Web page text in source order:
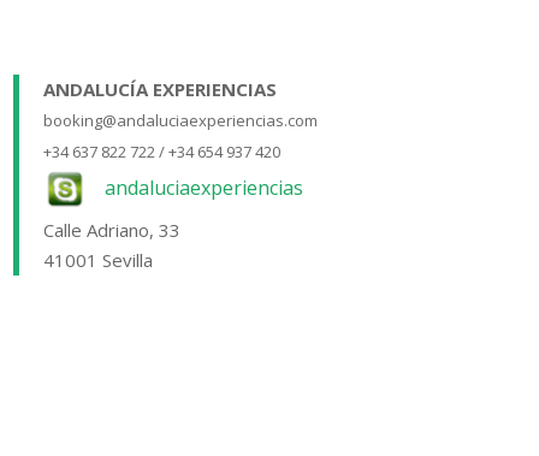
ANDALUCÍA EXPERIENCIAS
booking@andaluciaexperiencias.com
+34 637 822 722 / +34 654 937 420
andaluciaexperiencias
Calle Adriano, 33
41001 Sevilla